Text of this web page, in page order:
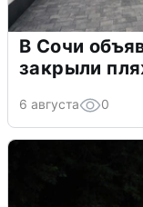
В Сочи
закрыли
6 августа 0